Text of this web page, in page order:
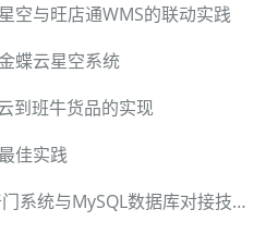
空与旺店通WMS的联动实践
蝶云星空系统
到班牛货品的实现
佳实践
高效数据集成：吉客云·奇门系统与MySQL数据库对接技术分享